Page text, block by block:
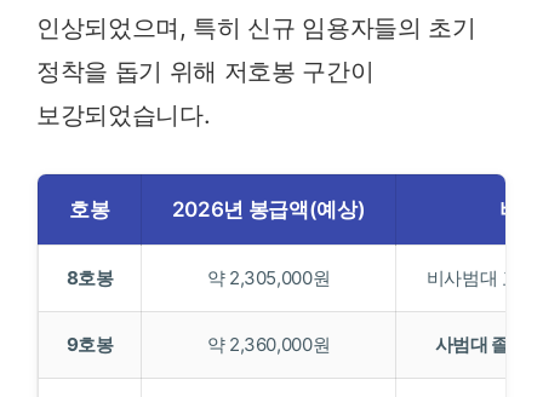
인상되었으며, 특히 신규 임용자들의 초기
정착을 돕기 위해 저호봉 구간이
보강되었습니다.
호봉 2026년 봉급액(예상) 비고
8호봉 약 2,305,000원 비사범대 교
9호봉 약 2,360,000원 사범대 졸업